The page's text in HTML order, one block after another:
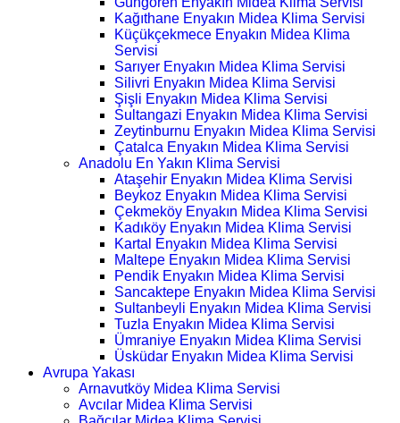
Kağıthane Enyakın Midea Klima Servisi
Küçükçekmece Enyakın Midea Klima
Servisi
Sarıyer Enyakın Midea Klima Servisi
Silivri Enyakın Midea Klima Servisi
Şişli Enyakın Midea Klima Servisi
Sultangazi Enyakın Midea Klima Servisi
Zeytinburnu Enyakın Midea Klima Servisi
Çatalca Enyakın Midea Klima Servisi
Anadolu En Yakın Klima Servisi
Ataşehir Enyakın Midea Klima Servisi
Beykoz Enyakın Midea Klima Servisi
Çekmeköy Enyakın Midea Klima Servisi
Kadıköy Enyakın Midea Klima Servisi
Kartal Enyakın Midea Klima Servisi
Maltepe Enyakın Midea Klima Servisi
Pendik Enyakın Midea Klima Servisi
Sancaktepe Enyakın Midea Klima Servisi
Sultanbeyli Enyakın Midea Klima Servisi
Tuzla Enyakın Midea Klima Servisi
Ümraniye Enyakın Midea Klima Servisi
Üsküdar Enyakın Midea Klima Servisi
Avrupa Yakası
Arnavutköy Midea Klima Servisi
Avcılar Midea Klima Servisi